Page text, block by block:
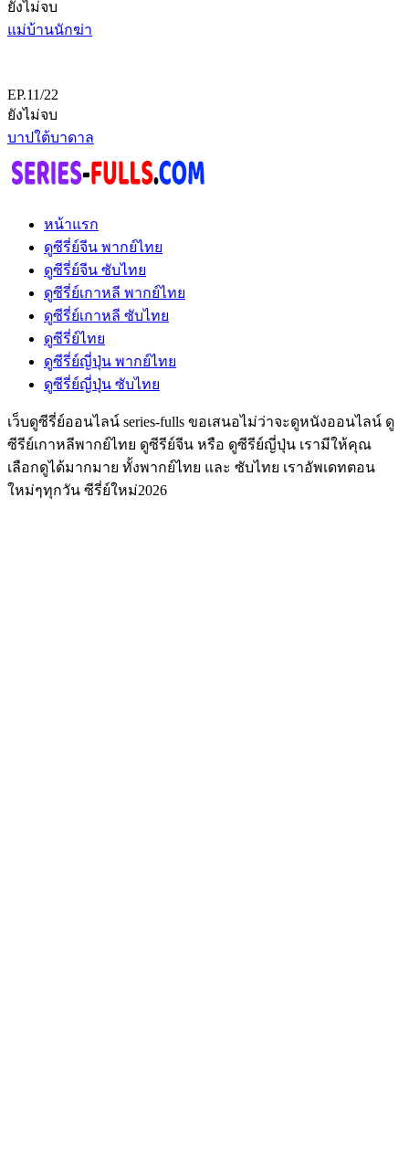
ยังไม่จบ
แม่บ้านนักฆ่า
EP.11/22
ยังไม่จบ
บาปใต้บาดาล
หน้าแรก
ดูซีรี่ย์จีน พากย์ไทย
ดูซีรี่ย์จีน ซับไทย
ดูซีรี่ย์เกาหลี พากย์ไทย
ดูซีรี่ย์เกาหลี ซับไทย
ดูซีรี่ย์ไทย
ดูซีรี่ย์ญี่ปุ่น พากย์ไทย
ดูซีรี่ย์ญี่ปุ่น ซับไทย
เว็บดูซีรี่ย์ออนไลน์ series-fulls ขอเสนอไม่ว่าจะดูหนังออนไลน์ ดู
ซีรีย์เกาหลีพากย์ไทย ดูซีรีย์จีน หรือ ดูซีรีย์ญี่ปุ่น เรามีให้คุณ
เลือกดูได้มากมาย ทั้งพากย์ไทย และ ซับไทย เราอัพเดทตอน
ใหม่ๆทุกวัน ซีรี่ย์ใหม่2026